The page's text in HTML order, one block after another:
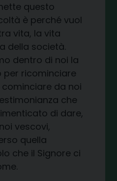
questo
è perché vuol
vita, la vita
della società.
dentro di noi la
per ricominciare
da noi
che
di dare,
vescovi,
quella
che il Signore ci